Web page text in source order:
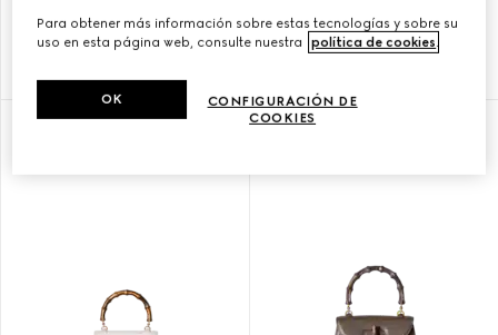
₺ 243.550
PERSONALIZAR CON LAS INICIALES
Para obtener más información sobre estas tecnologías y sobre su
uso en esta página web, consulte nuestra
política de cookies.
CONFIGURACIÓN DE
COOKIES
OK